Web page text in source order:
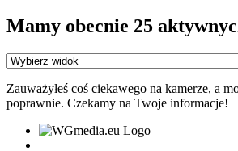
Mamy obecnie 25
Zauważyłeś coś ciekawego na kamerze, a
poprawnie. Czekamy na Twoje informacje!